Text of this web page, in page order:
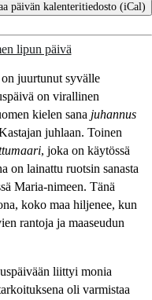
päivän kalenteritiedosto (iCal)
juurtunut syvälle
on virallinen
kielen sana juhannus
juhlaan. Toinen
, joka on käytössä
on lainattu ruotsin sanasta
Maria-nimeen. Tänä
koko maa hiljenee, kun
rantoja ja maaseudun
liittyi monia
oli varmistaa